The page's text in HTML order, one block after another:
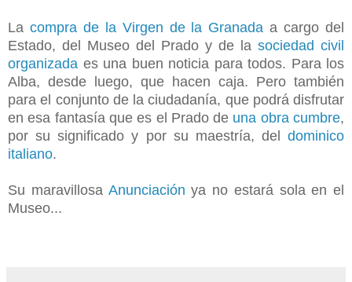
La compra de la Virgen de la Granada a cargo del
Estado, del Museo del Prado y de la sociedad civil
organizada es una buen noticia para todos. Para los
Alba, desde luego, que hacen caja. Pero también
para el conjunto de la ciudadanía, que podrá disfrutar
en esa fantasía que es el Prado de una obra cumbre,
por su significado y por su maestría, del dominico
italiano.
Su maravillosa Anunciación ya no estará sola en el
Museo...